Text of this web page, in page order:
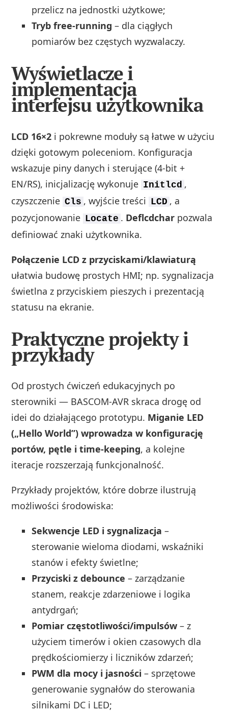
przelicz na jednostki użytkowe;
Tryb free‑running – dla ciągłych
pomiarów bez częstych wyzwalaczy.
Wyświetlacze i
implementacja
interfejsu użytkownika
LCD 16×2 i pokrewne moduły są łatwe w użyciu
dzięki gotowym poleceniom. Konfiguracja
wskazuje piny danych i sterujące (4‑bit +
EN/RS), inicjalizację wykonuje Initlcd ,
czyszczenie Cls , wyjście treści LCD , a
pozycjonowanie Locate . Deflcdchar pozwala
definiować znaki użytkownika.
Połączenie LCD z przyciskami/klawiaturą
ułatwia budowę prostych HMI; np. sygnalizacja
świetlna z przyciskiem pieszych i prezentacją
statusu na ekranie.
Praktyczne projekty i
przykłady
Od prostych ćwiczeń edukacyjnych po
sterowniki — BASCOM‑AVR skraca drogę od
idei do działającego prototypu. Miganie LED
(„Hello World”) wprowadza w konfigurację
portów, pętle i time‑keeping, a kolejne
iteracje rozszerzają funkcjonalność.
Przykłady projektów, które dobrze ilustrują
możliwości środowiska:
Sekwencje LED i sygnalizacja –
sterowanie wieloma diodami, wskaźniki
stanów i efekty świetlne;
Przyciski z debounce – zarządzanie
stanem, reakcje zdarzeniowe i logika
antydrgań;
Pomiar częstotliwości/impulsów – z
użyciem timerów i okien czasowych dla
prędkościomierzy i liczników zdarzeń;
PWM dla mocy i jasności – sprzętowe
generowanie sygnałów do sterowania
silnikami DC i LED;